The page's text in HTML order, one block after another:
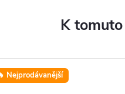
K
Nejprodávanější